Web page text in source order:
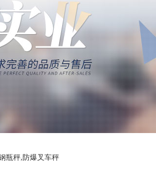
瓶秤,防爆叉车秤